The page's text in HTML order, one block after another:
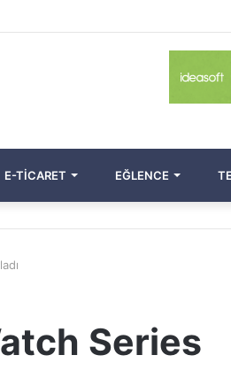
E-TICARET EĞLENCE
Series